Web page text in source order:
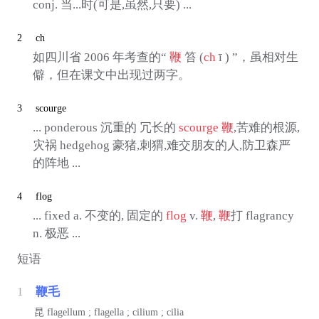
conj. 当...时(可是,虽然,只要) ...
2 ch
如四川省 2006 年考查的“ 鞭 笞 (ch ī ) ”，虽相对生
僻，但在课文中出现过两字。
3 scourge
... ponderous 沉重的 冗长的 scourge 鞭,苦难的根源,
灾祸 hedgehog 豪猪,刺猬,难交朋友的人,防卫森严
的阵地 ...
4 flog
... fixed a. 不变的, 固定的 flog v. 鞭, 鞭打 flagrancy
n. 极恶 ...
短语
1 鞭毛
昆 flagellum ; flagella ; cilium ; cilia